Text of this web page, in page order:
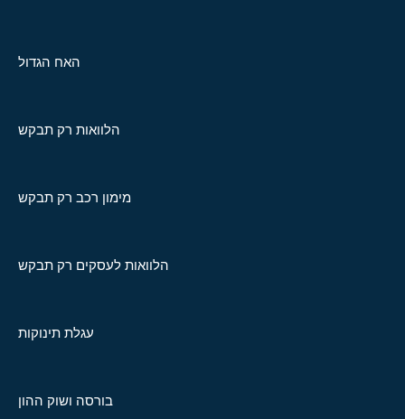
האח הגדול
הלוואות רק תבקש
מימון רכב רק תבקש
הלוואות לעסקים רק תבקש
עגלת תינוקות
בורסה ושוק ההון